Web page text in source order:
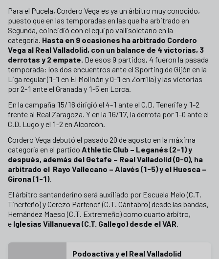
Para el Pucela, Cordero Vega es ya un árbitro muy conocido,
puesto que en las temporadas en las que ha arbitrado en
Segunda, coincidió con el equipo vallisoletano en la
categoría. Hasta en 9 ocasiones ha arbitrado Cordero
Vega al Real Valladolid, con un balance de 4 victorias, 3
derrotas y 2 empate. De esos 9 partidos, 4 fueron la pasada
temporada: los dos encuentros ante el Sporting de Gijón en la
Liga regular (1-1 en El Molinón y 0-1 en Zorrilla) y las victorias
por 2-1 ante el Granada y 1-5 en Lorca.
En la campaña 15/16 dirigió el 4-1 ante el C.D. Tenerife y 1-2
frente al Real Zaragoza. Y en la 16/17, la derrota por 1-0 ante el
C.D. Lugo y el 1-2 en Alcorcón.
Cordero Vega debutó el pasado 20 de agosto en la máxima
categoría en el partido Athletic Club – Leganés (2-1) y
después, además del Getafe – Real Valladolid (0-0), ha
arbitrado el Rayo Vallecano – Alavés (1-5) y el Huesca –
Girona (1-1).
El árbitro santanderino será auxiliado por Escuela Melo (C.T.
Tinerfeño) y Cerezo Parfenof (C.T. Cántabro) desde las bandas,
Hernández Maeso (C.T. Extremeño) como cuarto árbitro,
e Iglesias Villanueva (C.T. Gallego) desde el VAR.
Podoactiva y el Real Valladolid